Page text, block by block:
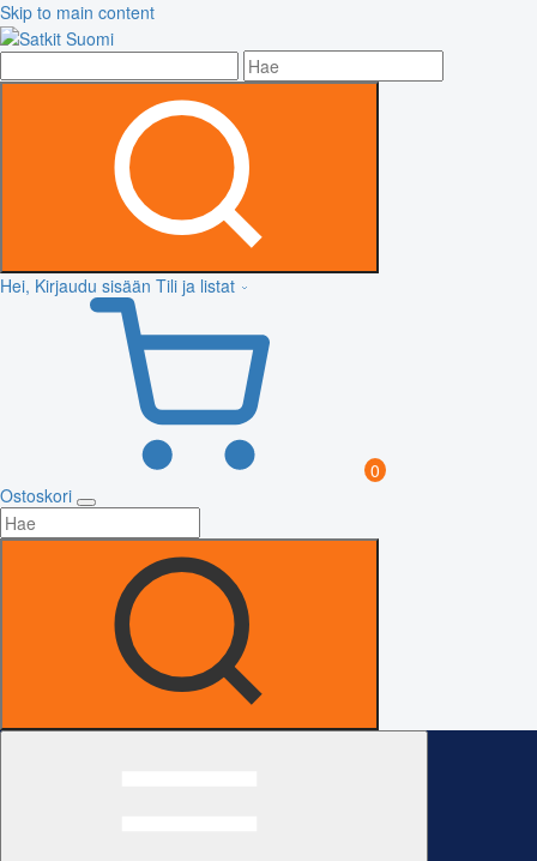
Skip to main content
Hei, Kirjaudu sisään Tili ja listat
0
Ostoskori